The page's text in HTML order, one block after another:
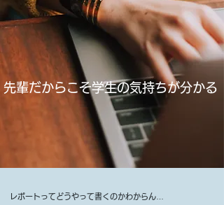
先輩だからこそ学生の気持ちが分かる
レポートってどうやって書くのかわからん…